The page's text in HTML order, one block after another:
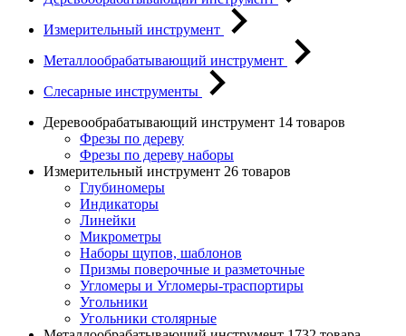
Измерительный инструмент
Металлообрабатывающий инструмент
Слесарные инструменты
Деревообрабатывающий инструмент 14 товаров
Фрезы по дереву
Фрезы по дереву наборы
Измерительный инструмент 26 товаров
Глубиномеры
Индикаторы
Линейки
Микрометры
Наборы щупов, шаблонов
Призмы поверочные и разметочные
Угломеры и Угломеры-траспортиры
Угольники
Угольники столярные